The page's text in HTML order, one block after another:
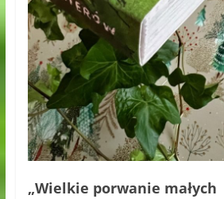
„Wielkie porwanie małych